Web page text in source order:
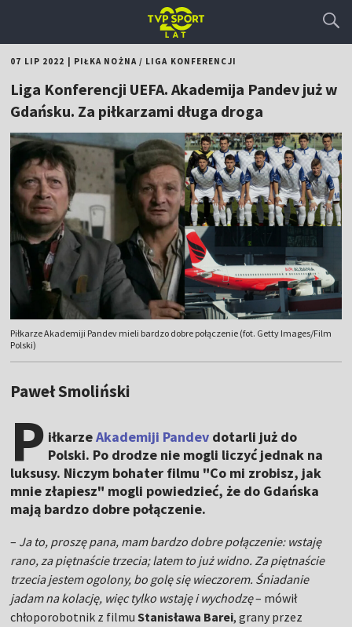
07 LIP 2022 PIŁKA NOŻNA/ LIGA KONFERENCJI
Liga Konferencji UEFA. Akademija Pandev już w
Gdańsku. Za piłkarzami długa droga
Piłkarze Akademiji Pandev mieli bardzo dobre połączenie (fot. Getty Images/Film
Polski)
Paweł Smoliński
P iłkarzeAkademiji Pandev dotarli już do
Polski. Po drodze nie mogli liczyć jednak na
luksusy. Niczym bohater filmu "Co mi zrobisz, jak
mnie złapiesz" mogli powiedzieć, że do Gdańska
mają bardzo dobre połączenie.
– Ja to, proszę pana, mam bardzo dobre połączenie: wstaję
rano, za piętnaście trzecia; latem to już widno. Za piętnaście
trzecia jestem ogolony, bo golę się wieczorem. Śniadanie
jadam na kolację, więc tylko wstaję i wychodzę– mówił
chłoporobotnik z filmuStanisława Barei, grany przez